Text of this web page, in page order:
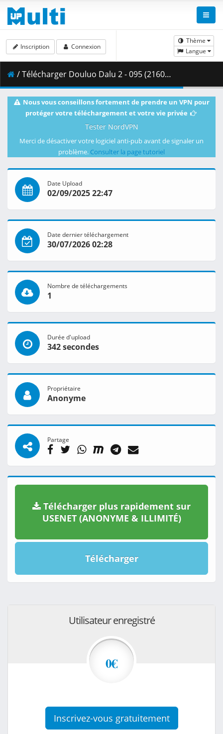
Thème
Langue
Inscription Connexion
/ Télécharger Douluo Dalu 2 - 095 (2160p HQ) [WeTV-Corrected].mkv.003 ( 491.98 MB )
Nous vous conseillons fortement de prendre un VPN pour
protéger votre téléchargement et votre vie privée
Tester NordVPN
Merci de désactiver votre logiciel anti-pub avant de signaler un
problème. Consulter la page tutoriel
Date Upload
02/09/2025 22:47
Date dernier téléchargement
30/07/2026 02:28
Nombre de téléchargements
1
Durée d'upload
342 secondes
Propriétaire
Anonyme
Partage
Télécharger plus rapidement sur
USENET (ANONYME & ILLIMITÉ)
Télécharger
Utilisateur enregistré
0€
Inscrivez-vous gratuitement